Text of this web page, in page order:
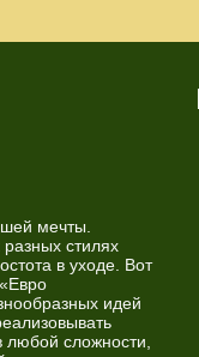
мечты.
стилях
в уходе. Вот
идей
любой сложности,